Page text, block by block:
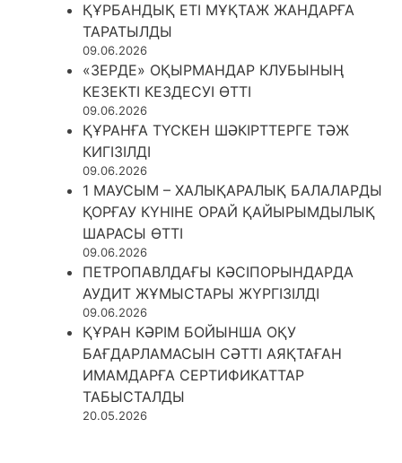
ҚҰРБАНДЫҚ ЕТІ МҰҚТАЖ ЖАНДАРҒА
ТАРАТЫЛДЫ
09.06.2026
«ЗЕРДЕ» ОҚЫРМАНДАР КЛУБЫНЫҢ
КЕЗЕКТІ КЕЗДЕСУІ ӨТТІ
09.06.2026
ҚҰРАНҒА ТҮСКЕН ШӘКІРТТЕРГЕ ТӘЖ
КИГІЗІЛДІ
09.06.2026
1 МАУСЫМ – ХАЛЫҚАРАЛЫҚ БАЛАЛАРДЫ
ҚОРҒАУ КҮНІНЕ ОРАЙ ҚАЙЫРЫМДЫЛЫҚ
ШАРАСЫ ӨТТІ
09.06.2026
ПЕТРОПАВЛДАҒЫ КӘСІПОРЫНДАРДА
АУДИТ ЖҰМЫСТАРЫ ЖҮРГІЗІЛДІ
09.06.2026
ҚҰРАН КӘРІМ БОЙЫНША ОҚУ
БАҒДАРЛАМАСЫН СӘТТІ АЯҚТАҒАН
ИМАМДАРҒА СЕРТИФИКАТТАР
ТАБЫСТАЛДЫ
20.05.2026